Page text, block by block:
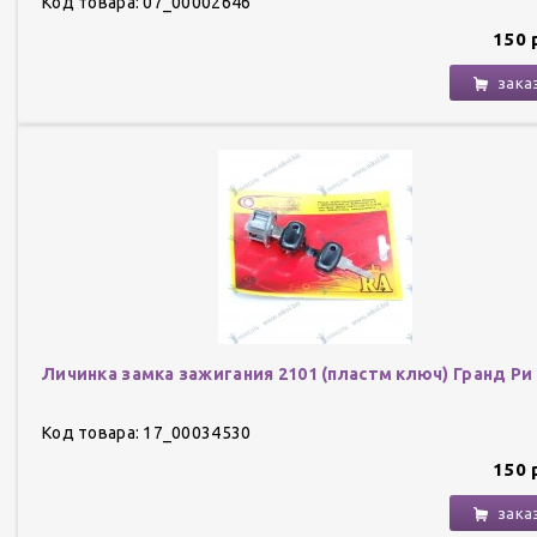
150
Личинка замка зажигания 2101 (пластм ключ) Гранд Ри
Код товара: 17_00034530
150